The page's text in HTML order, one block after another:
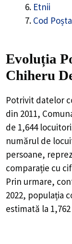
Etnii
Cod
Evoluția
Chiheru
Potrivit datelor
din 2011,
de 1,644
numărul de
persoane,
comparație cu
Prin urmare,
2022, populația
estimată la 1,762